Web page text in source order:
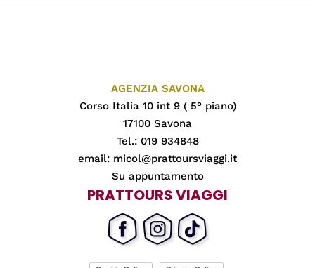
AGENZIA SAVONA
Corso Italia 10 int 9 ( 5° piano)
17100 Savona
Tel.: 019 934848
email: micol@prattoursviaggi.it
Su appuntamento
PRATTOURS VIAGGI